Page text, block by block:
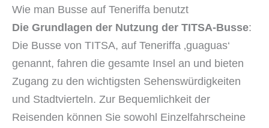
Wie man Busse auf Teneriffa benutzt
Die Grundlagen der Nutzung der TITSA-Busse:
Die Busse von TITSA, auf Teneriffa ‚guaguas‘
genannt, fahren die gesamte Insel an und bieten
Zugang zu den wichtigsten Sehenswürdigkeiten
und Stadtvierteln. Zur Bequemlichkeit der
Reisenden können Sie sowohl Einzelfahrscheine